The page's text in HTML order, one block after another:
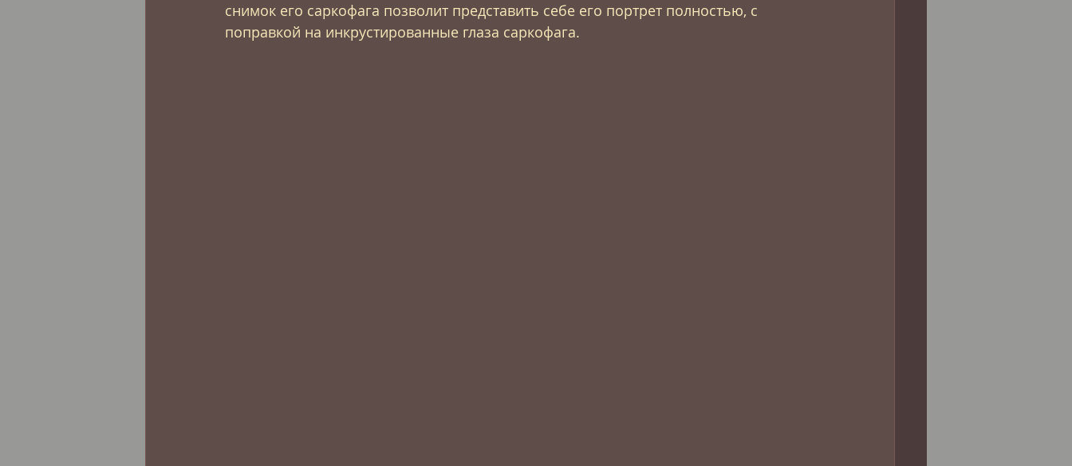
снимок его саркофага позволит представить себе его портрет полностью, с
поправкой на инкрустированные глаза саркофага.